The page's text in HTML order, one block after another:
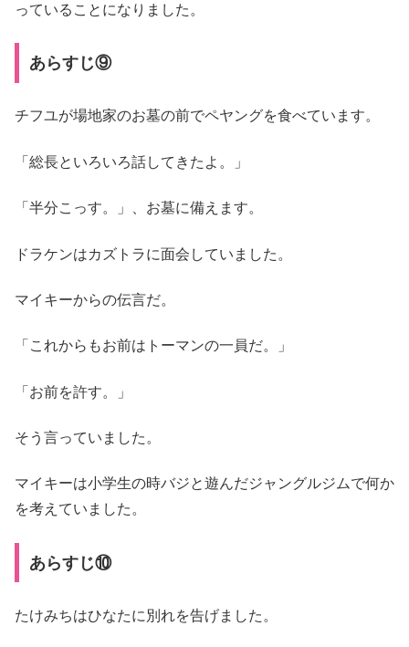
っていることになりました。
あらすじ⑨
チフユが場地家のお墓の前でペヤングを食べています。
「総長といろいろ話してきたよ。」
「半分こっす。」、お墓に備えます。
ドラケンはカズトラに面会していました。
マイキーからの伝言だ。
「これからもお前はトーマンの一員だ。」
「お前を許す。」
そう言っていました。
マイキーは小学生の時バジと遊んだジャングルジムで何か
を考えていました。
あらすじ⑩
たけみちはひなたに別れを告げました。